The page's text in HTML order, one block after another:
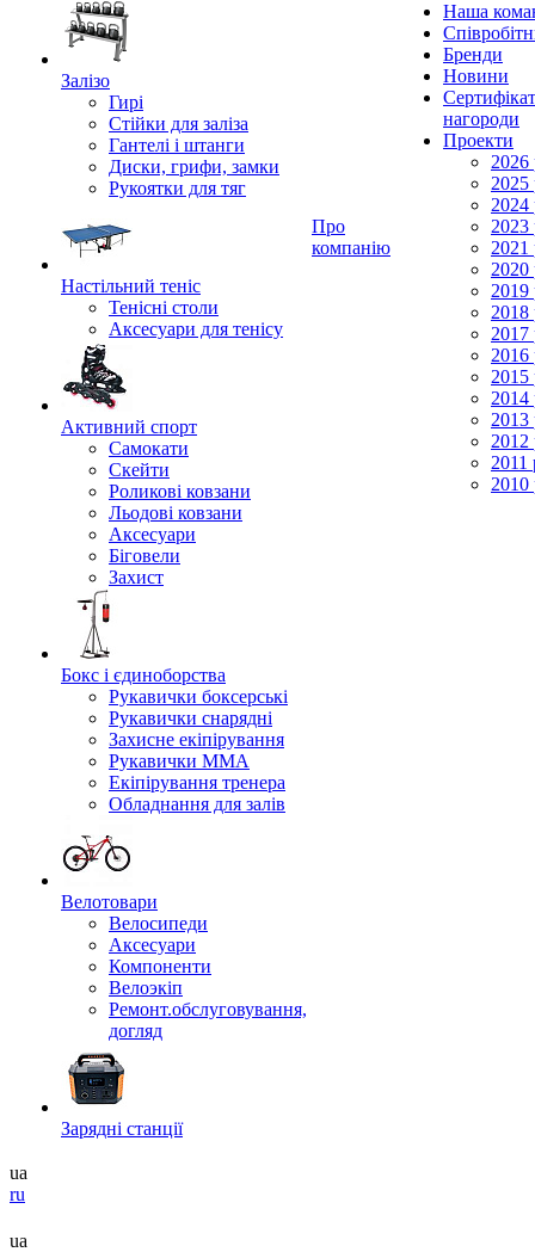
Залізо
Гирі
Стійки для заліза
Гантелі і штанги
Диски, грифи, замки
Рукоятки для тяг
Настільний теніс
Тенісні столи
Аксесуари для тенісу
Активний спорт
Самокати
Скейти
Роликові ковзани
Льодові ковзани
Аксесуари
Біговели
Захист
Бокс і єдиноборства
Рукавички боксерські
Рукавички снарядні
Захисне екіпірування
Рукавички ММА
Екіпірування тренера
Обладнання для залів
Велотовари
Велосипеди
Аксесуари
Компоненти
Велоэкіп
Ремонт.обслуговування,
догляд
Зарядні станції
Про
компанію
Наша
Бренди
Новини
нагороди
Проекти
2026
2025
2024
2023
2021
2020
2019
2018
2017
2016
2015
2014
2013
2012
2011
2010
ua
ru
ua